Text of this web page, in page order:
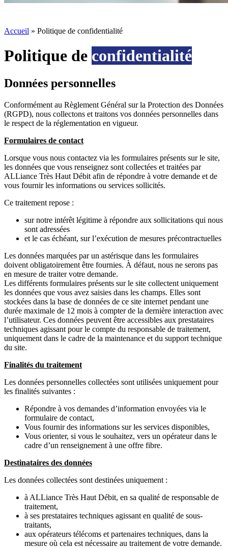
Accueil » Politique de confidentialité
Politique de confidentialité
Données personnelles
Conformément au Règlement Général sur la Protection des Données
(RGPD), nous collectons et traitons vos données personnelles dans
le respect de la réglementation en vigueur.
Formulaires de contact
Lorsque vous nous contactez via les formulaires présents sur le site,
les données que vous renseignez sont collectées et traitées par
ALLiance Très Haut Débit afin de répondre à votre demande et de
vous fournir les informations ou services sollicités.
Ce traitement repose :
sur notre intérêt légitime à répondre aux sollicitations qui nous
sont adressées
et le cas échéant, sur l’exécution de mesures précontractuelles
Les données marquées par un astérisque dans les formulaires
doivent obligatoirement être fournies. À défaut, nous ne serons pas
en mesure de traiter votre demande.
Les différents formulaires présents sur le site collectent uniquement
les données que vous avez saisies dans les champs. Elles sont
stockées dans la base de données de ce site internet pendant une
durée maximale de 12 mois à compter de la dernière interaction avec
l’utilisateur. Ces données peuvent être accessibles aux prestataires
techniques agissant pour le compte du responsable de traitement,
uniquement dans le cadre de la maintenance et du support technique
du site.
Finalités du traitement
Les données personnelles collectées sont utilisées uniquement pour
les finalités suivantes :
Répondre à vos demandes d’information envoyées via le
formulaire de contact,
Vous fournir des informations sur les services disponibles,
Vous orienter, si vous le souhaitez, vers un opérateur dans le
cadre d’un renseignement à une offre fibre.
Destinataires des données
Les données collectées sont destinées uniquement :
à ALLiance Très Haut Débit, en sa qualité de responsable de
traitement,
à ses prestataires techniques agissant en qualité de sous-
traitants,
aux opérateurs télécoms et partenaires techniques, dans la
mesure où cela est nécessaire au traitement de votre demande.